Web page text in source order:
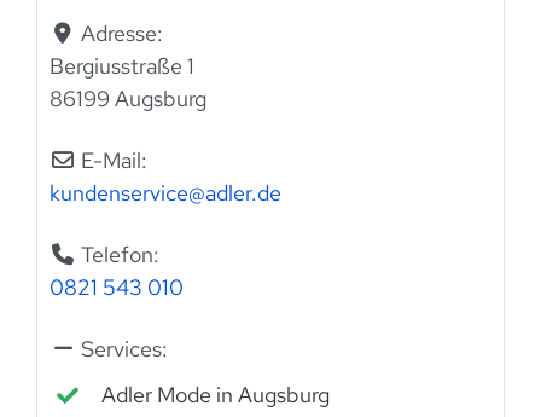
Adresse:
Bergiusstraße 1
86199 Augsburg
E-Mail:
kundenservice@adler.de
Telefon:
0821 543 010
Services:
Adler Mode in Augsburg